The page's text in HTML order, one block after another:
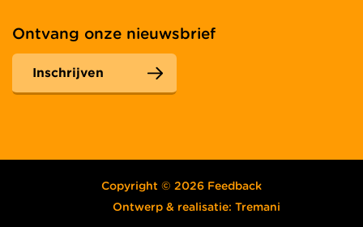
Ontvang onze nieuwsbrief
Inschrijven
Copyright © 2026 Feedback
Ontwerp & realisatie:Tremani